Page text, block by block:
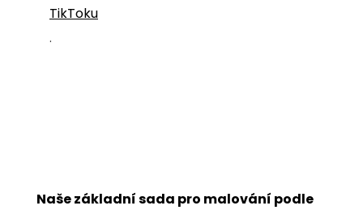
TikToku
.
Naše základní sada pro malování podle